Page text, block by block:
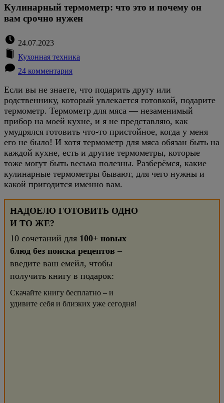
Кулинарный термометр: что это и почему он
вам срочно нужен
24.07.2023
Кухонная техника
24 комментария
Если вы не знаете, что подарить другу или
родственнику, который увлекается готовкой, подарите
термометр. Термометр для мяса — незаменимый
прибор на моей кухне, и я не представляю, как
умудрялся готовить что-то пристойное, когда у меня
его не было! И хотя термометр для мяса обязан быть на
каждой кухне, есть и другие термометры, которые
тоже могут быть весьма полезны. Разберёмся, какие
кулинарные термометры бывают, для чего нужны и
какой пригодится именно вам.
НАДОЕЛО ГОТОВИТЬ ОДНО
И ТО ЖЕ?
10 сочетаний для 100+ новых
блюд без поиска рецептов –
введите ваш емейл, чтобы
получить книгу в подарок:
Скачайте книгу бесплатно – и
удивите себя и близких уже сегодня!